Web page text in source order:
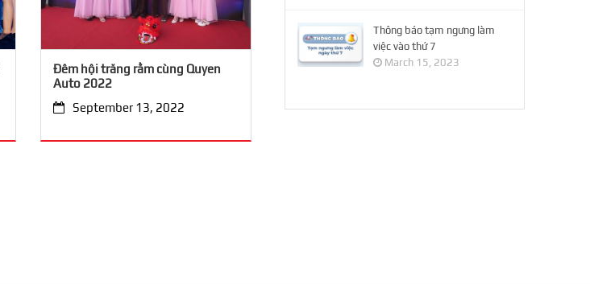
Đêm hội trăng rằm cùng Quyen
Auto 2022
September 13, 2022
Thông báo tạm ngưng làm
việc vào thứ 7
March 15, 2023